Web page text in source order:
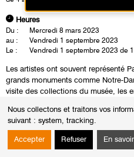
Nous collectons et traitons vos
suivant : system, tracking.
Accepter Refuser En
Heures
Du :
Mercredi 8 mars 2023
au :
Vendredi 1 septembre 2023
Le :
Vendredi 1 septembre 2023 de
Les artistes ont souvent représenté
grands monuments comme Notre-
visite des collections du musée, les
Yves Saint Laurent. Inspirés par
emblématiques, ils fabriquent en
la Ville lumière.